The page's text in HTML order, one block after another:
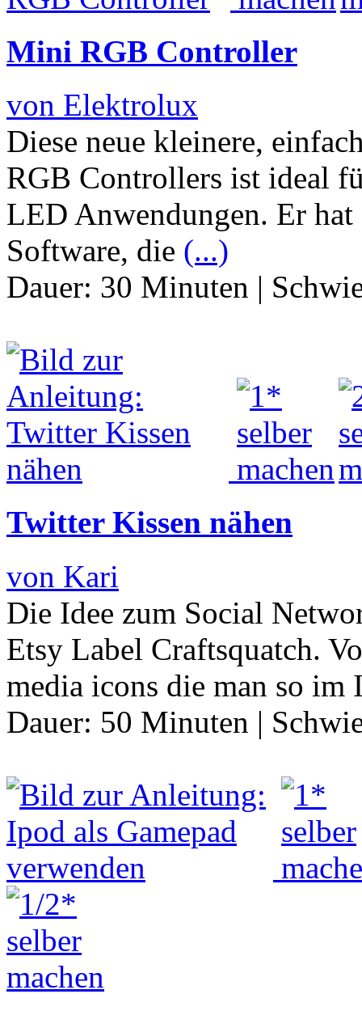
Mini RGB Controller
von Elektrolux
Diese neue kleinere,
RGB Controllers ist ideal
LED Anwendungen. Er hat
Software, die (...)
Dauer: 30 Minuten |
Twitter Kissen nähen
von Kari
Die Idee zum Social
Etsy Label Craftsquatch.
media icons die man so
Dauer: 50 Minuten |